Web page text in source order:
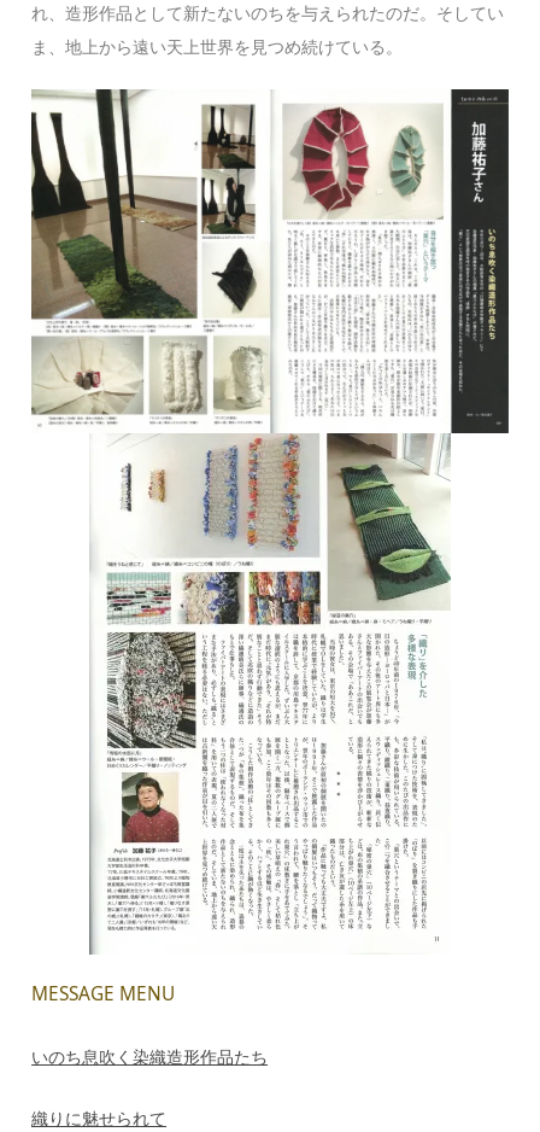
れ、造形作品として新たないのちを与えられたのだ。そしてい
ま、地上から遠い天上世界を見つめ続けている。
MESSAGE MENU
いのち息吹く染織造形作品たち
織りに魅せられて